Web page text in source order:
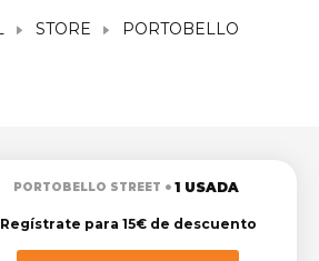
STORE
PORTOBELLO
PORTOBELLO STREET 1 USADA
Regístrate para 15€ de descuento